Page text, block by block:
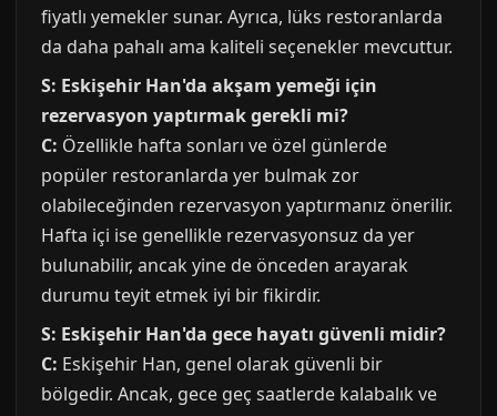
fiyatlı yemekler sunar. Ayrıca, lüks restoranlarda
da daha pahalı ama kaliteli seçenekler mevcuttur.
S: Eskişehir Han'da akşam yemeği için
rezervasyon yaptırmak gerekli mi?
C: Özellikle hafta sonları ve özel günlerde
popüler restoranlarda yer bulmak zor
olabileceğinden rezervasyon yaptırmanız önerilir.
Hafta içi ise genellikle rezervasyonsuz da yer
bulunabilir, ancak yine de önceden arayarak
durumu teyit etmek iyi bir fikirdir.
S: Eskişehir Han'da gece hayatı güvenli midir?
C: Eskişehir Han, genel olarak güvenli bir
bölgedir. Ancak, gece geç saatlerde kalabalık ve